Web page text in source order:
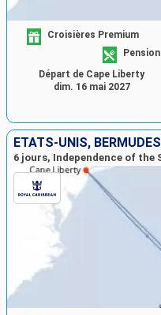
Croisières Premium
Départ de Cape Liberty
dim. 16 mai 2027
ÉTATS-UNIS, BERMUDES
6 jours, Independence of the